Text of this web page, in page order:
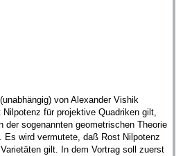
von Alexander Vishik
für projektive Quadriken gilt,
der sogenannten geometrischen Theorie
Es wird vermutete, daß Rost Nilpotenz
gilt. In dem Vortrag soll zuerst